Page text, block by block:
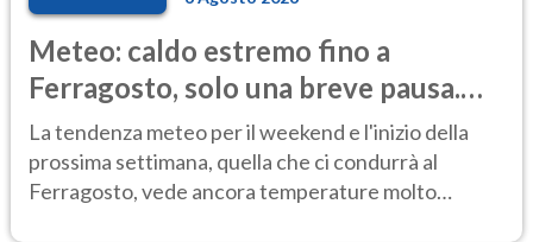
Meteo: caldo estremo fino a
Ferragosto, solo una breve pausa.
Ecco dove
La tendenza meteo per il weekend e l'inizio della
prossima settimana, quella che ci condurrà al
Ferragosto, vede ancora temperature molto